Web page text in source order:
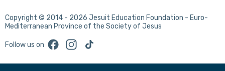
Copyright © 2014 - 2026 Jesuit Education Foundation - Euro-
Mediterranean Province of the Society of Jesus
Follow us on FacebookInstagram
TikTok